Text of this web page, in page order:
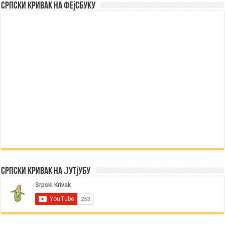
Српски Кривак на Фејсбуку
Српски Кривак на Јутјубу